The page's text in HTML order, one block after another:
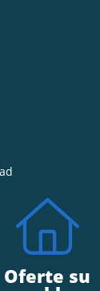
Oferte su